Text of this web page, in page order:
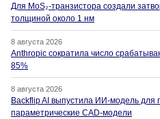
Для MoS₂-транзистора создали
толщиной около 1 нм
8 августа 2026
Anthropic сократила число
85%
8 августа 2026
Backflip AI выпустила ИИ-модель для
параметрические CAD-модели